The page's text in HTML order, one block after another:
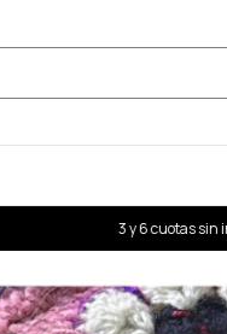
20% OFF por